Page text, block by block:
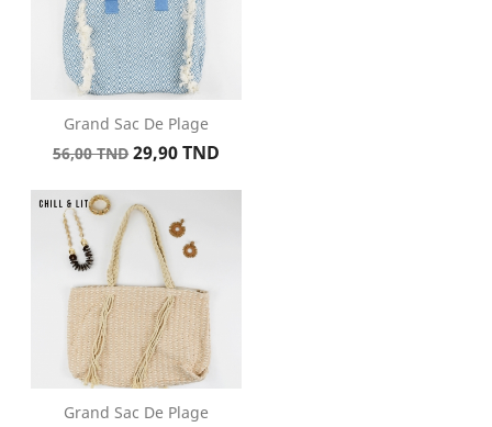
Grand Sac De Plage
Prix
base
56,00 TND Prix
29,90 TND
Grand Sac De Plage